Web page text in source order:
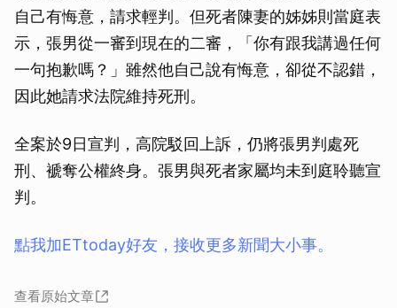
自己有悔意，請求輕判。但死者陳妻的姊姊則當庭表
示，張男從一審到現在的二審，「你有跟我講過任何
一句抱歉嗎？」雖然他自己說有悔意，卻從不認錯，
因此她請求法院維持死刑。
全案於9日宣判，高院駁回上訴，仍將張男判處死
刑、褫奪公權終身。張男與死者家屬均未到庭聆聽宣
判。
點我加ETtoday好友，接收更多新聞大小事。
查看原始文章